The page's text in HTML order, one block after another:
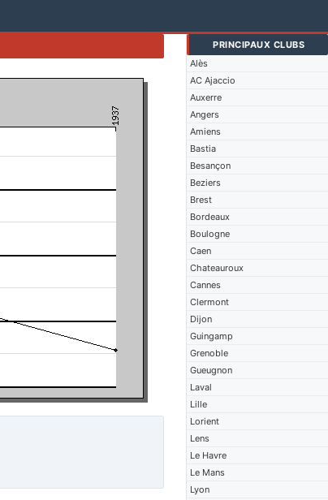
PRINCIPAUX CLUBS
Alès
AC Ajaccio
Auxerre
Angers
Amiens
Bastia
Besançon
Beziers
Brest
Bordeaux
Boulogne
Caen
Chateauroux
Cannes
Clermont
Dijon
Guingamp
Grenoble
Gueugnon
Laval
Lille
Lorient
Lens
Le Havre
Le Mans
Lyon